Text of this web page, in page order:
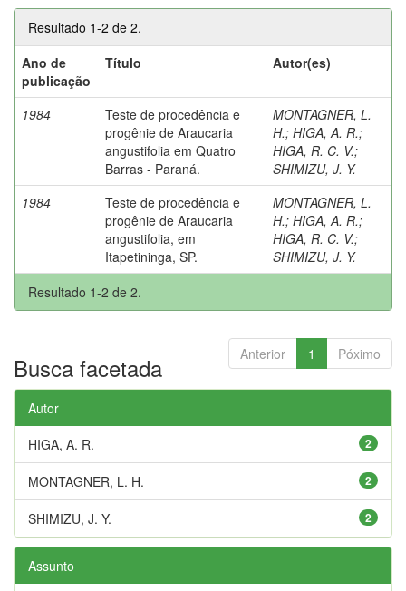
Resultado 1-2 de 2.
Ano de
publicação
Título Autor(es)
1984
Teste de procedência e
progênie de Araucaria
angustifolia em Quatro
Barras - Paraná.
MONTAGNER, L.
H.; HIGA, A. R.;
HIGA, R. C. V.;
SHIMIZU, J. Y.
1984
Teste de procedência e
progênie de Araucaria
angustifolia, em
Itapetininga, SP.
MONTAGNER, L.
H.; HIGA, A. R.;
HIGA, R. C. V.;
SHIMIZU, J. Y.
Resultado 1-2 de 2.
Anterior 1 Póximo
Busca facetada
Autor
2
HIGA, A. R.
2
MONTAGNER, L. H.
2
SHIMIZU, J. Y.
Assunto